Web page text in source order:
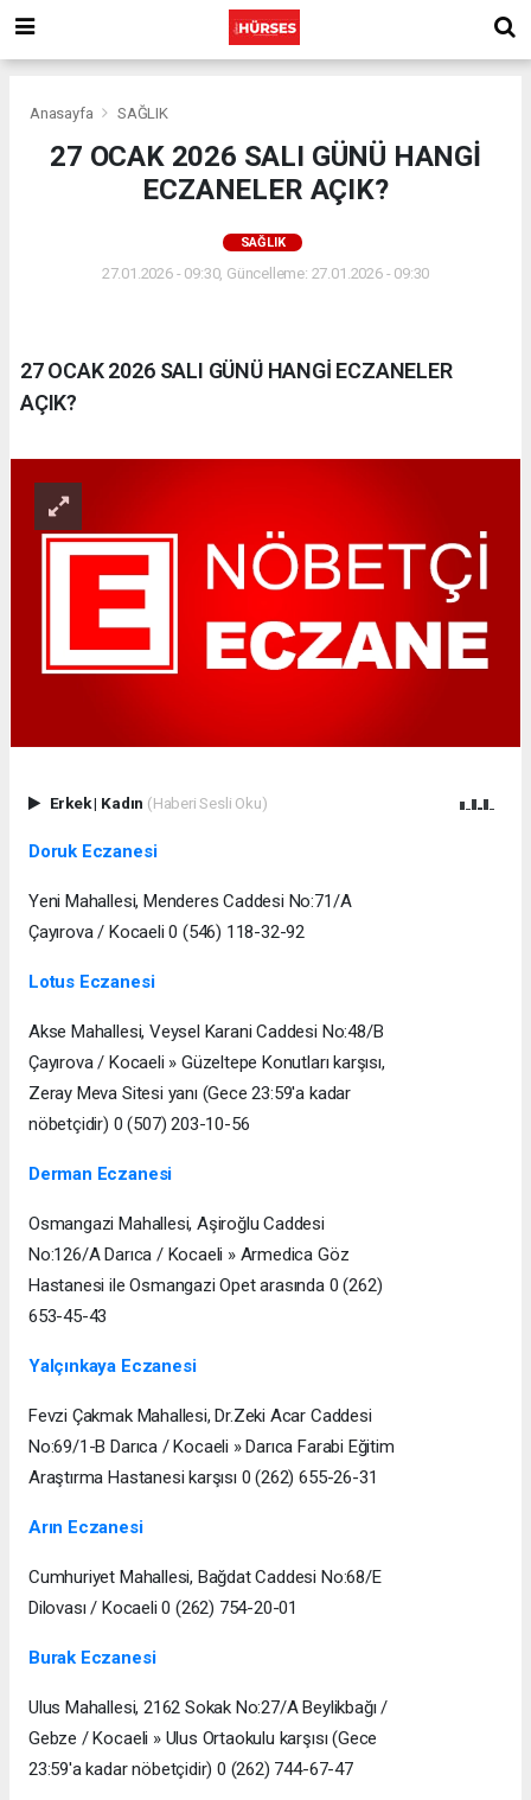
Anasayfa SAĞLIK
27 OCAK 2026 SALI GÜNÜ HANGİ
ECZANELER AÇIK?
SAĞLIK
27.01.2026 - 09:30, Güncelleme: 27.01.2026 - 09:30
27 OCAK 2026 SALI GÜNÜ HANGİ ECZANELER
AÇIK?
Erkek| Kadın (Haberi Sesli Oku)
Doruk Eczanesi
Yeni Mahallesi, Menderes Caddesi No:71/A
Çayırova / Kocaeli 0 (546) 118-32-92
Lotus Eczanesi
Akse Mahallesi, Veysel Karani Caddesi No:48/B
Çayırova / Kocaeli » Güzeltepe Konutları karşısı,
Zeray Meva Sitesi yanı (Gece 23:59'a kadar
nöbetçidir) 0 (507) 203-10-56
Derman Eczanesi
Osmangazi Mahallesi, Aşiroğlu Caddesi
No:126/A Darıca / Kocaeli » Armedica Göz
Hastanesi ile Osmangazi Opet arasında 0 (262)
653-45-43
Yalçınkaya Eczanesi
Fevzi Çakmak Mahallesi, Dr.Zeki Acar Caddesi
No:69/1-B Darıca / Kocaeli » Darıca Farabi Eğitim
Araştırma Hastanesi karşısı 0 (262) 655-26-31
Arın Eczanesi
Cumhuriyet Mahallesi, Bağdat Caddesi No:68/E
Dilovası / Kocaeli 0 (262) 754-20-01
Burak Eczanesi
Ulus Mahallesi, 2162 Sokak No:27/A Beylikbağı /
Gebze / Kocaeli » Ulus Ortaokulu karşısı (Gece
23:59'a kadar nöbetçidir) 0 (262) 744-67-47